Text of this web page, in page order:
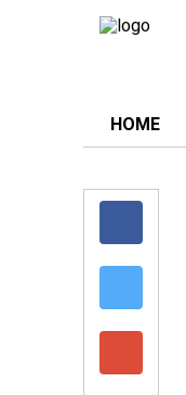
HOME